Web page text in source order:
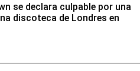
se declara culpable por una
discoteca de Londres en